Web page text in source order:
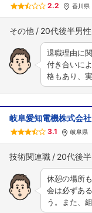
2.2 香川県
その他 20代後半男性
退職理由に
付き合いに
格もあり、
岐阜愛知電機株式会社
3.1 岐阜県
技術関連職 20代後
休憩の場所
会は必ずあ
う。また、